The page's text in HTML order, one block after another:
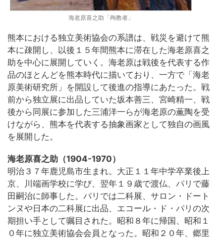
海老原喜之助「殉教者」
熊本における独立美術協会の系譜は、戦災を避けて熊
本に疎開し、以後１５年間熊本に滞在した海老原喜之
助を中心に展開していく。海老原は戦後を代表する作
品のほとんどを熊本時代に描いており、一方で「海老
原美術研究所」を開設して後進の指導にあたった。戦
前から独立展に出品していた坂本善三、宮崎精一、戦
後から同展に参加した三浦洋一らが海老原の薫陶を受
けながら、熊本を代表する抽象画家として独自の画風
を展開した。
海老原喜之助（1904-1970）
明治３７年鹿児島市生まれ。大正１１年中学卒業後上
京、川端画学校に学び、翌年１９歳で渡仏、パリで藤
田嗣治に師事した。パリでは二科展、サロン・ドート
ンヌや日本の二科展に出品、エコール・ド・パリの次
期担い手として嘱目された。昭和８年に帰国、昭和１
０年に独立美術協会会員となった。昭和２０年、郷里